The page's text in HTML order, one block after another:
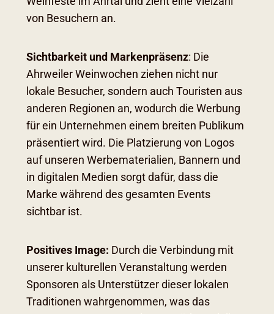
von Besuchern an.
Sichtbarkeit und Markenpräsenz: Die
Ahrweiler Weinwochen ziehen nicht nur
lokale Besucher, sondern auch Touristen aus
anderen Regionen an, wodurch die Werbung
für ein Unternehmen einem breiten Publikum
präsentiert wird. Die Platzierung von Logos
auf unseren Werbematerialien, Bannern und
in digitalen Medien sorgt dafür, dass die
Marke während des gesamten Events
sichtbar ist.
Positives Image: Durch die Verbindung mit
unserer kulturellen Veranstaltung werden
Sponsoren als Unterstützer dieser lokalen
Traditionen wahrgenommen, was das